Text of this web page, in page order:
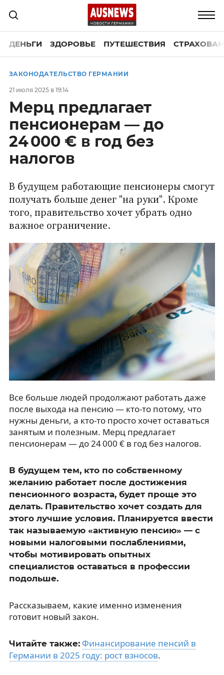
ДЕНЬГИ ЗДОРОВЬЕ ПУТЕШЕСТВИЯ
ЗАКОНОДАТЕЛЬСТВО ГЕРМАНИИ
21 июля 2025 в 19:14
Мерц предлагает
пенсионерам — до
24 000 € в год без
налогов
В будущем работающие пенсионеры смогут
получать больше денег "на руки". Кроме
того, правительство хочет убрать одно
важное ограничение.
Все больше людей продолжают работать даже
после выхода на пенсию — кто-то потому, что
нужны деньги, а кто-то просто хочет оставаться
занятым и полезным. Мерц предлагает
пенсионерам — до 24 000 € в год без налогов.
В будущем тем, кто по собственному
желанию работает после достижения
пенсионного возраста, будет проще это
делать. Правительство хочет создать для
этого лучшие условия. Планируется ввести
так называемую «активную пенсию» — с
новыми налоговыми послаблениями,
чтобы мотивировать опытных
специалистов оставаться в профессии
подольше.
Рассказываем, какие именно изменения
готовит новый закон.
Читайте также: Финансирование пенсий в
Германии в 2025 году: рост взносов.